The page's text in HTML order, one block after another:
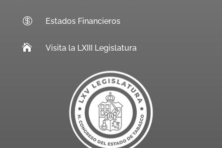
 Estados Financieros
 Visita la LXIII Legislatura